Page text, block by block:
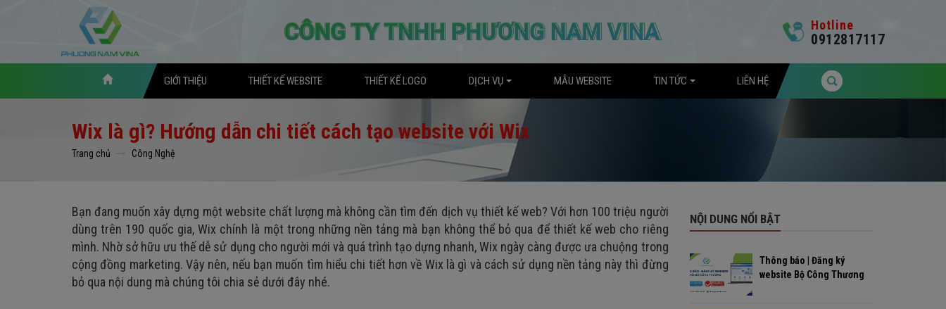
Hotline
0912817117
GIỚI THIỆU THIẾT KẾ WEBSITE THIẾT KẾ LOGO DỊCH VỤ MẪU WEBSITE TIN TỨC LIÊN HỆ
Wix là gì? Hướng dẫn chi tiết cách tạo website với Wix
Trang chủ Công Nghệ
Bạn đang muốn xây dựng một website chất lượng mà không cần tìm đến dịch vụ thiết kế web? Với hơn 100 triệu người
dùng trên 190 quốc gia, Wix chính là một trong những nền tảng mà bạn không thể bỏ qua để thiết kế web cho riêng
mình. Nhờ sở hữu ưu thế dễ sử dụng cho người mới và quá trình tạo dựng nhanh, Wix ngày càng được ưa chuộng trong
cộng đồng marketing. Vậy nên, nếu bạn muốn tìm hiểu chi tiết hơn về Wix là gì và cách sử dụng nền tảng này thì đừng
bỏ qua nội dung mà chúng tôi chia sẻ dưới đây nhé.
NỘI DUNG NỔI BẬT
Thông báo | Đăng ký
website Bộ Công Thương